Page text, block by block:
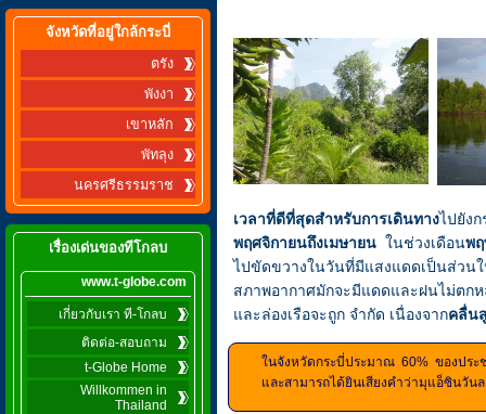
จังหวัดที่อยู่ใกล้กระบี่
ตรัง
พังงา
เขาหลัก
พัทลุง
นครศรีธรรมราช
เรื่องเด่นของทีโกลบ
www.t-globe.com
เกี่ยวกับเรา ที-โกลบ
ติดต่อ-สอบถาม
t-Globe Home
Willkommen in
Thailand
เวลาที่ดีที่สุดสำหรับการเดินทางไปยัง
พฤศจิกายนถึงเมษายน ในช่วงเดือนพ
ไปขัดขวางในวันที่มีแสงแดดเป็นส่วน
สภาพอากาศมักจะมีแดดและฝนไม่ตก
และล่องเรือจะถูก จำกัด เนื่องจากคลื่น
ในจังหวัดกระบี่ประมาณ 60% ของประ
และสามารถได้ยินเสียงคำว่ามุแอ็ซินวัน